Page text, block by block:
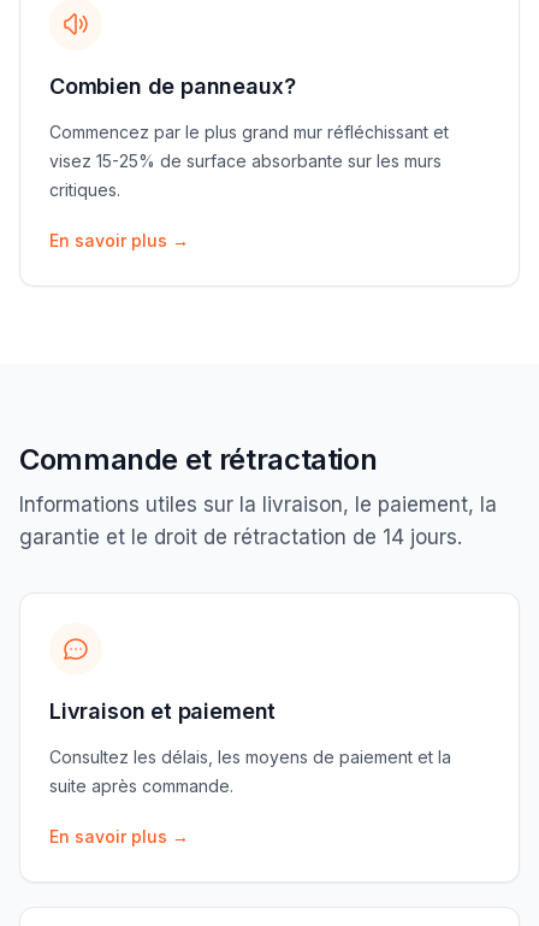
Combien de panneaux?
Commencez par le plus grand mur réfléchissant et
visez 15-25% de surface absorbante sur les murs
critiques.
En savoir plus →
Commande et rétractation
Informations utiles sur la livraison, le paiement, la
garantie et le droit de rétractation de 14 jours.
Livraison et paiement
Consultez les délais, les moyens de paiement et la
suite après commande.
En savoir plus →